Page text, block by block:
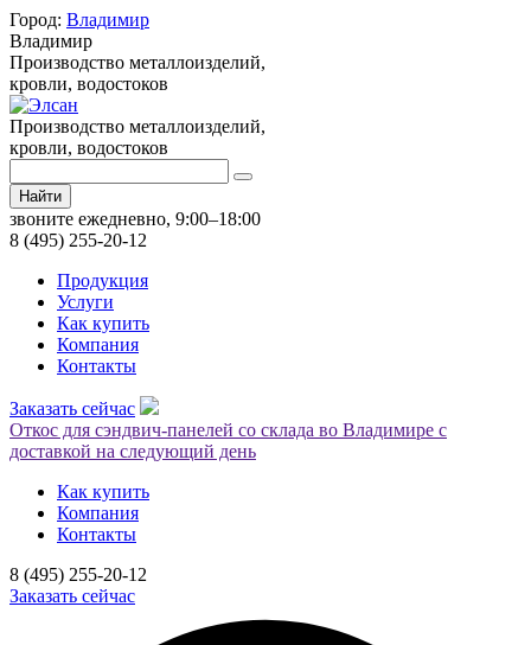
Город: Владимир
Владимир
Производство металлоизделий,
кровли, водостоков
Производство металлоизделий,
кровли, водостоков
Найти
звоните ежедневно, 9:00–18:00
8 (495) 255-20-12
Продукция
Услуги
Как купить
Компания
Контакты
Заказать сейчас
Откос для сэндвич-панелей со склада во Владимире с
доставкой на следующий день
Как купить
Компания
Контакты
8 (495) 255-20-12
Заказать сейчас